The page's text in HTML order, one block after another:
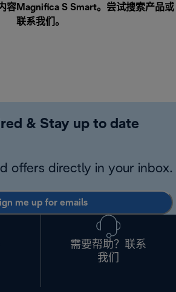
容Magnifica S Smart。尝试搜索产品或
联系我们 。
& Stay up to date
offers directly in your inbox.
me up for emails
需要帮助？联系
我们